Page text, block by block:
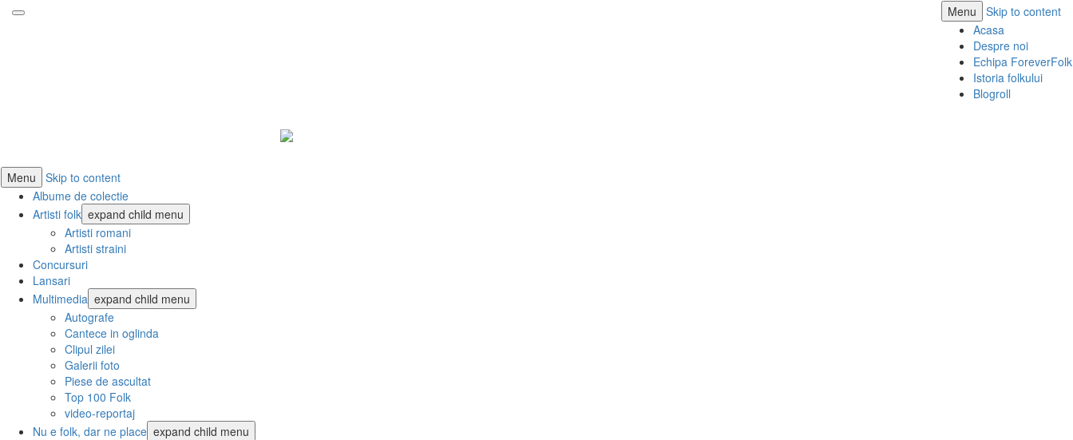
Menu
Skip to content
Acasa
Despre noi
Echipa ForeverFolk
Istoria folkului
Blogroll
Menu
Skip to content
Albume de colectie
Artisti folk expand child menu
Artisti romani
Artisti straini
Concursuri
Lansari
Multimedia expand child menu
Autografe
Cantece in oglinda
Clipul zilei
Galerii foto
Piese de ascultat
Top 100 Folk
video-reportaj
Nu e folk, dar ne place expand child menu